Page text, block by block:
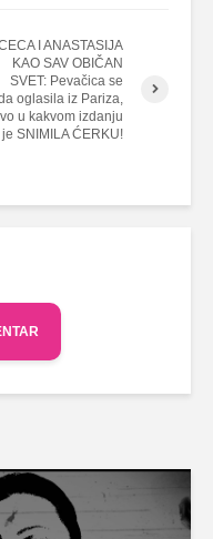
I ANASTASIJA
KAO SAV OBIČAN
SVET: Pevačica se
oglasila iz Pariza,
u kakvom izdanju
je SNIMILA ĆERKU!